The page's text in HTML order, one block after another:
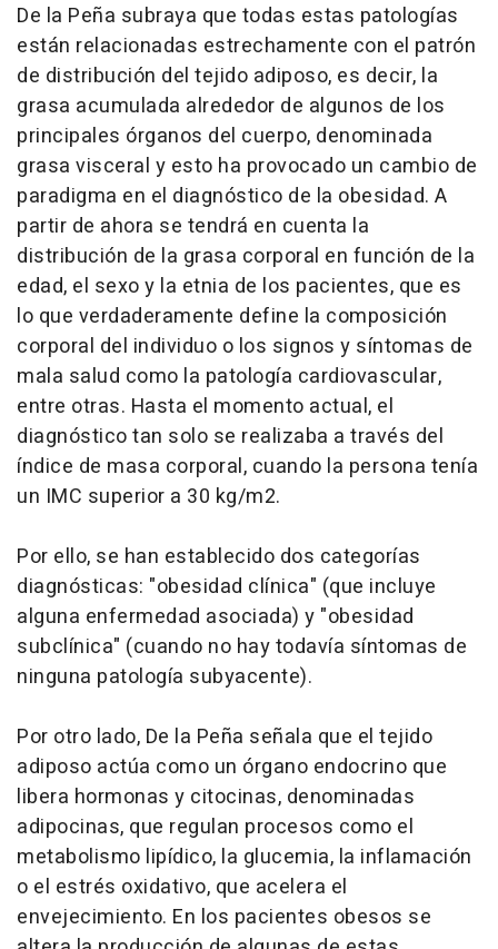
De la Peña subraya que todas estas patologías
están relacionadas estrechamente con el patrón
de distribución del tejido adiposo, es decir, la
grasa acumulada alrededor de algunos de los
principales órganos del cuerpo, denominada
grasa visceral y esto ha provocado un cambio de
paradigma en el diagnóstico de la obesidad. A
partir de ahora se tendrá en cuenta la
distribución de la grasa corporal en función de la
edad, el sexo y la etnia de los pacientes, que es
lo que verdaderamente define la composición
corporal del individuo o los signos y síntomas de
mala salud como la patología cardiovascular,
entre otras. Hasta el momento actual, el
diagnóstico tan solo se realizaba a través del
índice de masa corporal, cuando la persona tenía
un IMC superior a 30 kg/m2.
Por ello, se han establecido dos categorías
diagnósticas: "obesidad clínica" (que incluye
alguna enfermedad asociada) y "obesidad
subclínica" (cuando no hay todavía síntomas de
ninguna patología subyacente).
Por otro lado, De la Peña señala que el tejido
adiposo actúa como un órgano endocrino que
libera hormonas y citocinas, denominadas
adipocinas, que regulan procesos como el
metabolismo lipídico, la glucemia, la inflamación
o el estrés oxidativo, que acelera el
envejecimiento. En los pacientes obesos se